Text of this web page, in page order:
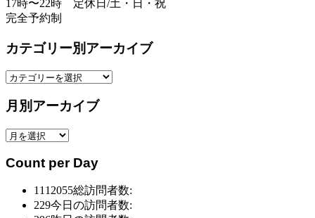
17時〜22時 定休日/土・日・祝
完全予約制
カテゴリー別アーカイブ
カ
ゴ
ー
ア
月別アーカイブ
月
ア
Count per Day
1112055総訪問者数:
229今日の訪問者数: